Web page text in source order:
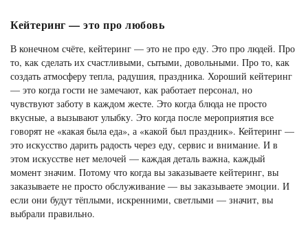
Кейтеринг — это про любовь
В конечном счёте, кейтеринг — это не про еду. Это про людей. Про
то, как сделать их счастливыми, сытыми, довольными. Про то, как
создать атмосферу тепла, радушия, праздника. Хороший кейтеринг
— это когда гости не замечают, как работает персонал, но
чувствуют заботу в каждом жесте. Это когда блюда не просто
вкусные, а вызывают улыбку. Это когда после мероприятия все
говорят не «какая была еда», а «какой был праздник». Кейтеринг —
это искусство дарить радость через еду, сервис и внимание. И в
этом искусстве нет мелочей — каждая деталь важна, каждый
момент значим. Потому что когда вы заказываете кейтеринг, вы
заказываете не просто обслуживание — вы заказываете эмоции. И
если они будут тёплыми, искренними, светлыми — значит, вы
выбрали правильно.